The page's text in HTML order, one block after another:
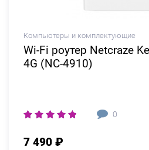
Компьютеры и комплектующие
Wi-Fi роутер Netcraze
4G (NC-4910)
0
7 490 ₽